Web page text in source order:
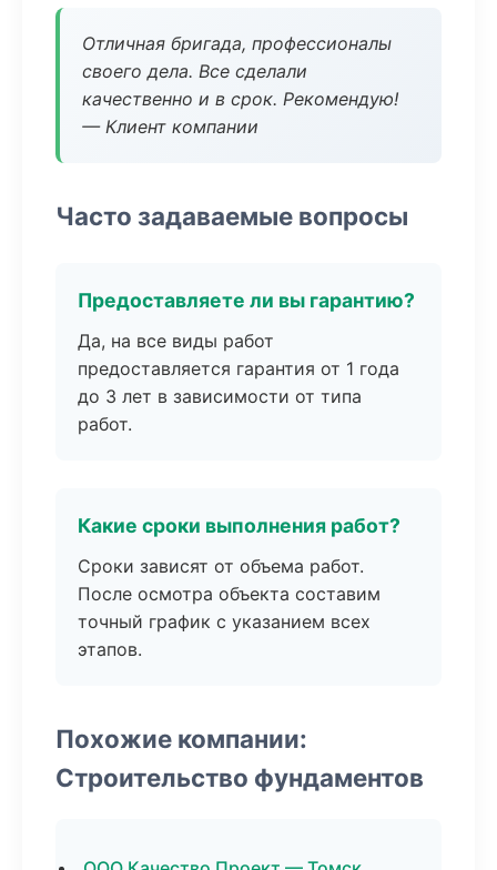
Отличная бригада, профессионалы
своего дела. Все сделали
качественно и в срок. Рекомендую!
— Клиент компании
Часто задаваемые вопросы
Предоставляете ли вы гарантию?
Да, на все виды работ
предоставляется гарантия от 1 года
до 3 лет в зависимости от типа
работ.
Какие сроки выполнения работ?
Сроки зависят от объема работ.
После осмотра объекта составим
точный график с указанием всех
этапов.
Похожие компании:
Строительство фундаментов